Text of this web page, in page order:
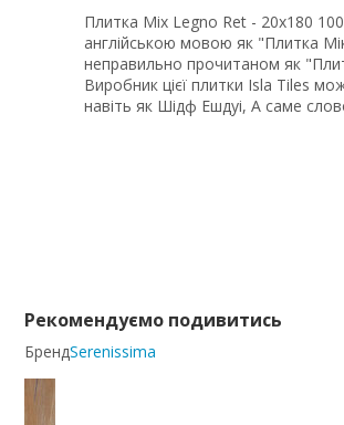
Плитка Mix Legno Ret - 20x180
англійською мовою як "Плитка
неправильно прочитаном як
Виробник цієї плитки Isla Tiles
навіть як Шідф Ешдуі, А саме
Рекомендуємо подивитись
БрендSerenissima